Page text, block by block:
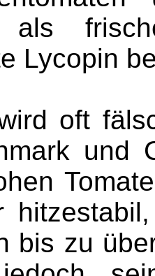
als
Lycopin
oft
und
bis zu